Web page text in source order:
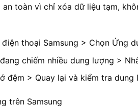
an toàn vì chỉ xóa dữ liệu tạm,
thoại Samsung > Chọn Ứng
chiếm nhiều dung lượng >
đệm > Quay lại và kiểm tra